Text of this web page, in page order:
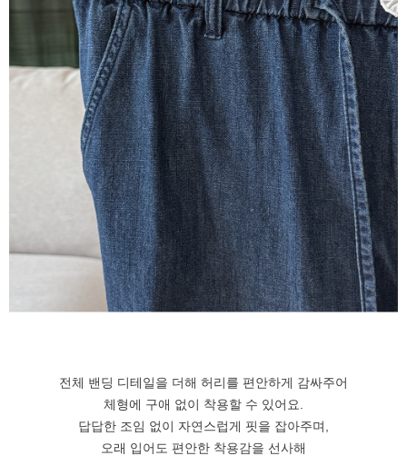
전체 밴딩 디테일을 더해 허리를 편안하게 감싸주어
체형에 구애 없이 착용할 수 있어요.
답답한 조임 없이 자연스럽게 핏을 잡아주며,
오래 입어도 편안한 착용감을 선사해